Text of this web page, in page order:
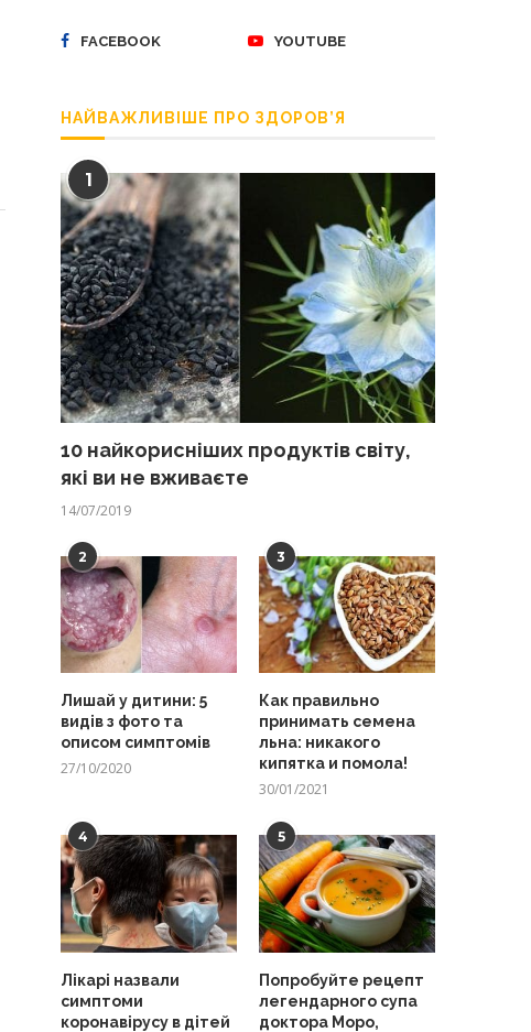
FACEBOOK YOUTUBE
НАЙВАЖЛИВІШЕ ПРО ЗДОРОВ’Я
1
10 найкорисніших продуктів світу,
які ви не вживаєте
14/07/2019
2
Лишай у дитини: 5
видів з фото та
описом симптомів
27/10/2020
3
Как правильно
принимать семена
льна: никакого
кипятка и помола!
30/01/2021
4
Лікарі назвали
симптоми
коронавірусу в дітей
5
Попробуйте рецепт
легендарного супа
доктора Моро,